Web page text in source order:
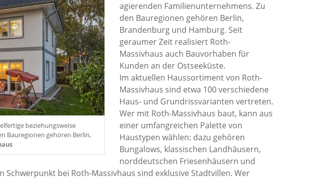
beziehungsweise
Bauregionen gehören Berlin,
agierenden Familienunternehmens. Zu
den Bauregionen gehören Berlin,
Brandenburg und Hamburg. Seit
geraumer Zeit realisiert Roth-
Massivhaus auch Bauvorhaben für
Kunden an der Ostseeküste.
Im aktuellen Haussortiment von Roth-
Massivhaus sind etwa 100 verschiedene
Haus- und Grundrissvarianten vertreten.
Wer mit Roth-Massivhaus baut, kann aus
einer umfangreichen Palette von
Haustypen wählen: dazu gehören
Bungalows, klassischen Landhäusern,
norddeutschen Friesenhäusern und
Schwerpunkt bei Roth-Massivhaus sind exklusive Stadtvillen. Wer